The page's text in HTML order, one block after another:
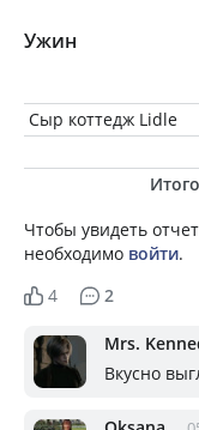
Ужин
Сыр коттедж Lidle
Чтобы увидеть
необходимо войти.
4
2
Mrs.
Вкусно